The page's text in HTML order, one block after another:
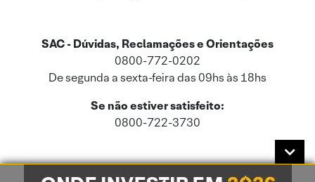
SAC - Dúvidas, Reclamações e Orientações
0800-772-0202
De segunda a sexta-feira das 09hs às 18hs
Se não estiver satisfeito:
0800-722-3730
Este site usa cookies e dados pessoais de acordo com a nossaPolítica de